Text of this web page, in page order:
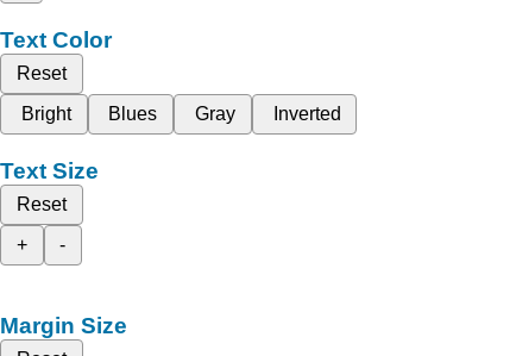
Text Color
Reset
Bright
Blues Gray Inverted
Text Size
Reset
+
-
Margin Size